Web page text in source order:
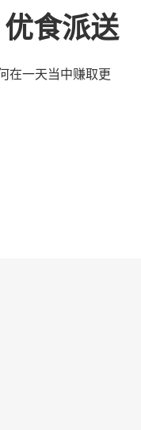
食派送
在一天当中赚取更